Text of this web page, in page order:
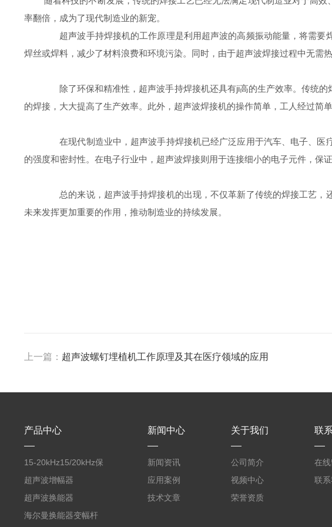
率翻倍，成为了现代制造业的新宠。
超声波手持焊接机的工作原理是利用超声波的高频振动能量，将需要
焊丝或焊料，减少了材料浪费和环境污染。同时，由于超声波焊接过程中无需
除了环保和精准性，超声波手持焊接机还具有ji高的生产效率。传统的
的焊接，大大提高了生产效率。此外，超声波焊接机的操作简单，工人经过简
在现代制造业中，超声波手持焊接机已经广泛应用于汽车、电子、医
的强度和密封性。在电子行业中，超声波焊接则用于连接细小的电子元件，保
总的来说，超声波手持焊接机的出现，不仅革新了传统的焊接工艺，
未来发挥更加重要的作用，推动制造业的持续发展。
上一篇： 超声波螺钉埋植机工作原理及其在医疗领域的应用
产品中心
15-20kHz15/20kHz保
护膜自动卷膜机 气动款
超声波增幅器
超声波换能器
海尔曼换能器变幅杆
新闻中心
新闻资讯
应用案例
技术文章
关于我们
公司简介
视频中心
荣誉资质
联
在
联